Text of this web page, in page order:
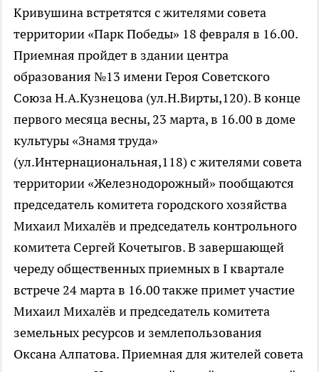
Кривушина встретятся с жителями совета
территории «Парк Победы» 18 февраля в 16.00.
Приемная пройдет в здании центра
образования №13 имени Героя Советского
Союза Н.А.Кузнецова (ул.Н.Вирты,120). В конце
первого месяца весны, 23 марта, в 16.00 в доме
культуры «Знамя труда»
(ул.Интернациональная,118) с жителями совета
территории «Железнодорожный» пообщаются
председатель комитета городского хозяйства
Михаил Михалёв и председатель контрольного
комитета Сергей Кочетыгов. В завершающей
череду общественных приемных в I квартале
встрече 24 марта в 16.00 также примет участие
Михаил Михалёв и председатель комитета
земельных ресурсов и землепользования
Оксана Алпатова. Приемная для жителей совета